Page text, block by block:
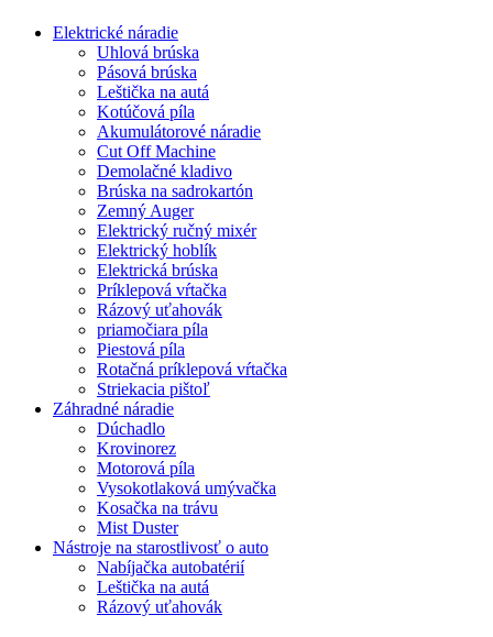
Elektrické náradie
Uhlová brúska
Pásová brúska
Leštička na autá
Kotúčová píla
Akumulátorové náradie
Cut Off Machine
Demolačné kladivo
Brúska na sadrokartón
Zemný Auger
Elektrický ručný mixér
Elektrický hoblík
Elektrická brúska
Príklepová vŕtačka
Rázový uťahovák
priamočiara píla
Piestová píla
Rotačná príklepová vŕtačka
Striekacia pištoľ
Záhradné náradie
Dúchadlo
Krovinorez
Motorová píla
Vysokotlaková umývačka
Kosačka na trávu
Mist Duster
Nástroje na starostlivosť o auto
Nabíjačka autobatérií
Leštička na autá
Rázový uťahovák